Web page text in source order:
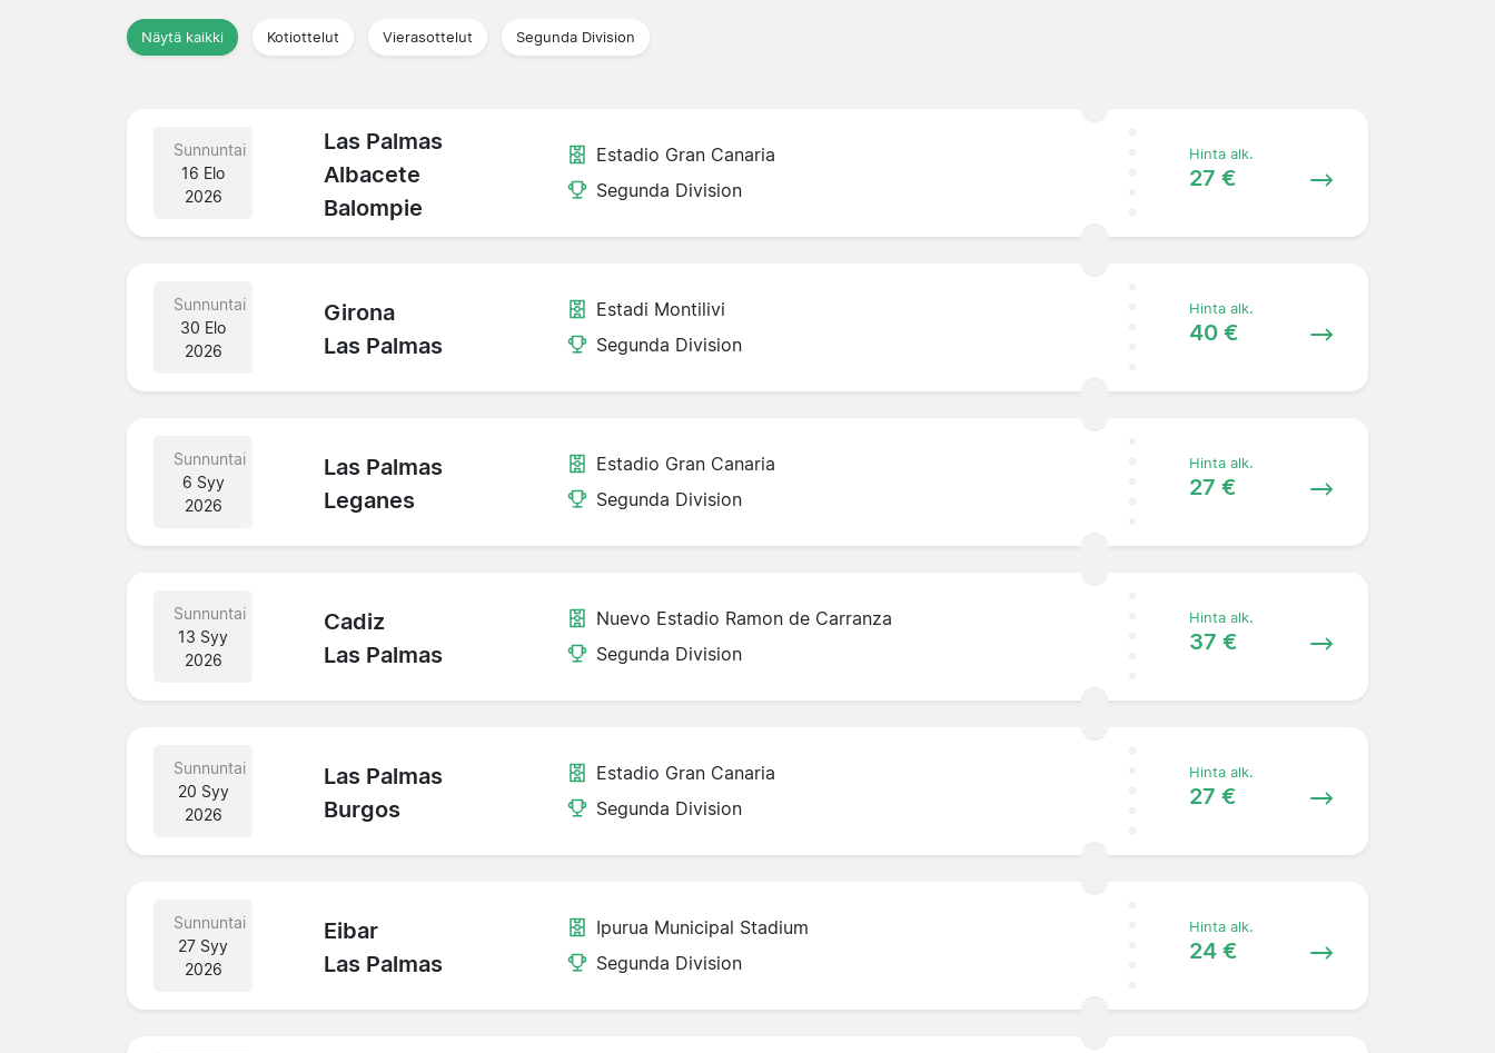
Näytä kaikki Kotiottelut Vierasottelut Segunda Division
Sunnuntai
16 Elo
2026
Las Palmas
Albacete
Balompie
Estadio Gran Canaria
Segunda Division
Hinta alk.
27 €
Sunnuntai
30 Elo
2026
Girona
Las Palmas
Estadi Montilivi
Segunda Division
Hinta alk.
40 €
Sunnuntai
6 Syy
2026
Las Palmas
Leganes
Estadio Gran Canaria
Segunda Division
Hinta alk.
27 €
Sunnuntai
13 Syy
2026
Cadiz
Las Palmas
Nuevo Estadio Ramon de Carranza
Segunda Division
Hinta alk.
37 €
Sunnuntai
20 Syy
2026
Las Palmas
Burgos
Estadio Gran Canaria
Segunda Division
Hinta alk.
27 €
Sunnuntai
27 Syy
2026
Eibar
Las Palmas
Ipurua Municipal Stadium
Segunda Division
Hinta alk.
24 €